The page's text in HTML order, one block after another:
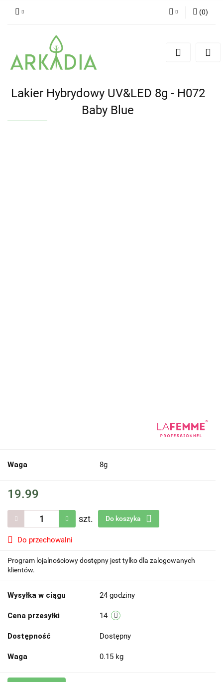
(0)
Lakier Hybrydowy UV&LED 8g - H072
Baby Blue
Waga 8g
19.99
szt. Do koszyka
Do przechowalni
Program lojalnościowy dostępny jest tylko dla zalogowanych
klientów.
Wysyłka w ciągu 24 godziny
Cena przesyłki 14
Dostępność Dostępny
Waga 0.15 kg